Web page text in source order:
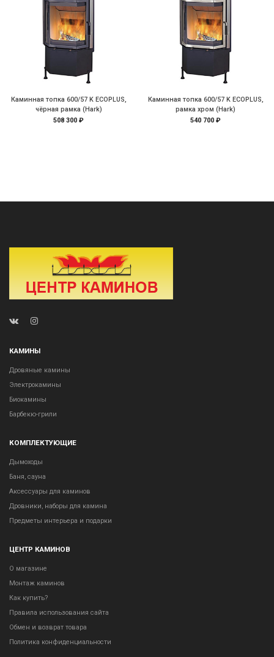
Каминная топка 600/57 K ECOPLUS,
чёрная рамка (Hark)
508 300 ₽
Каминная топка 600/57 K ECOPLUS,
рамка хром (Hark)
540 700 ₽
КАМИНЫ
Дровяные камины
Электрокамины
Биокамины
Барбекю-грили
КОМПЛЕКТУЮЩИЕ
Дымоходы
Баня, сауна
Аксессуары для каминов
Дровники, наборы для камина
Предметы интерьера и подарки
ЦЕНТР КАМИНОВ
О магазине
Монтаж каминов
Как купить?
Правила использования сайта
Обмен и возврат товара
Политика конфиденциальности